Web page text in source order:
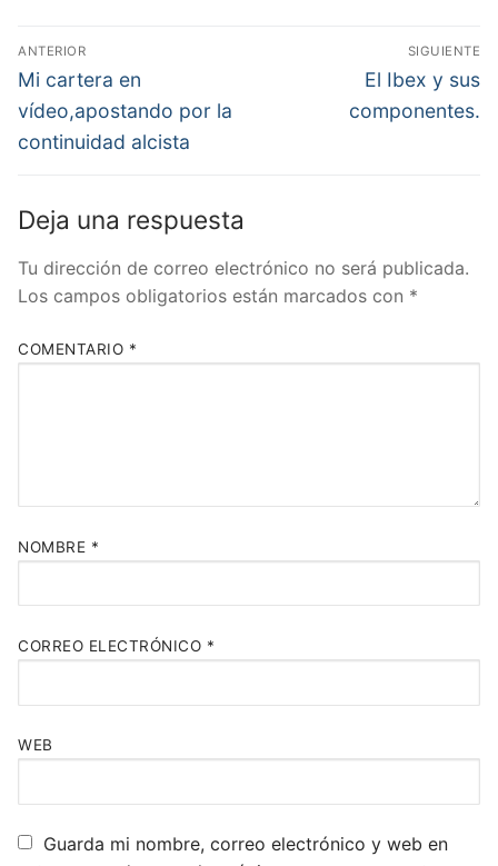
Navegación
de
entradas
ANTERIOR
Entrada
anterior:
Mi cartera en
vídeo,apostando por la
continuidad alcista
SIGUIENTE
Entrada
siguiente:
El Ibex y sus
componentes.
Deja una respuesta
Tu dirección de correo electrónico no será publicada.
Los campos obligatorios están marcados con *
COMENTARIO *
NOMBRE *
CORREO ELECTRÓNICO *
WEB
Guarda mi nombre, correo electrónico y web en